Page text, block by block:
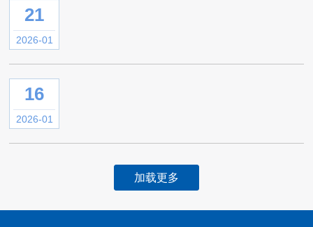
21
2026-01
16
2026-01
加载更多